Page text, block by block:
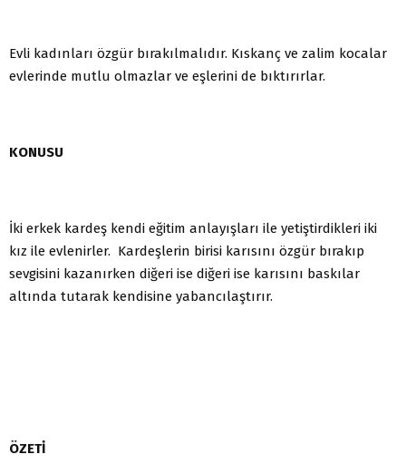
Evli kadınları özgür bırakılmalıdır. Kıskanç ve zalim kocalar
evlerinde mutlu olmazlar ve eşlerini de bıktırırlar.
KONUSU
İki erkek kardeş kendi eğitim anlayışları ile yetiştirdikleri iki
kız ile evlenirler. Kardeşlerin birisi karısını özgür bırakıp
sevgisini kazanırken diğeri ise diğeri ise karısını baskılar
altında tutarak kendisine yabancılaştırır.
ÖZETİ